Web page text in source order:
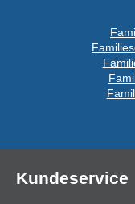
Kundeservice